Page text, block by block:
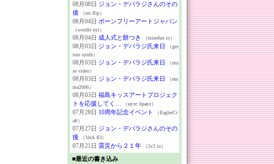
08月08日 ジョン・デバラジさんのその
後
（mr flip）
08月04日 ボーンフリーアートジャパン
（wordle nyt）
08月04日 成人式と餅つき （minefun io）
08月03日 ジョン・デバラジ氏来日
（ges
ture synth）
08月03日 ジョン・デバラジ氏来日
（mu
se video）
08月03日 ジョン・デバラジ氏来日
（em
ma2006）
08月03日 福島キッスアートプロジェク
トを応援してく…
（нулс бравл）
07月28日 10周年記念イベント
（EaglerCr
aft）
07月27日 ジョン・デバラジさんのその
後
（Veck IO）
07月21日 震災から２１年 （2v2 io）
■最近の書き込み